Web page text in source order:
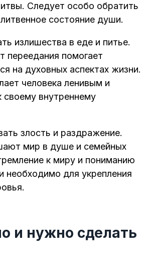
Следует особо обратить
состояние души.
излишества в еде и питье.
переедания помогает
на духовных аспектах жизни.
человека ленивым и
внутреннему
злость и раздражение.
мир в душе и семейных
к миру и пониманию
для укрепления
и нужно сделать